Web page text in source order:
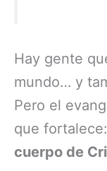
Hay gente
mundo… y
Pero el
que fortalece:
cuerpo de